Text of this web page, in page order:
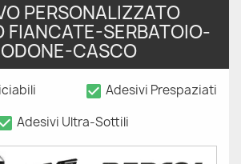
PERSONALIZZATO
FIANCATE-SERBATOIO-
CASCO
check_box Adesivi Prespaziati
Adesivi Ultra-Sottili